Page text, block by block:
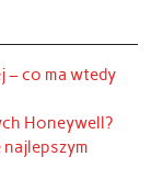
– co ma wtedy
Honeywell?